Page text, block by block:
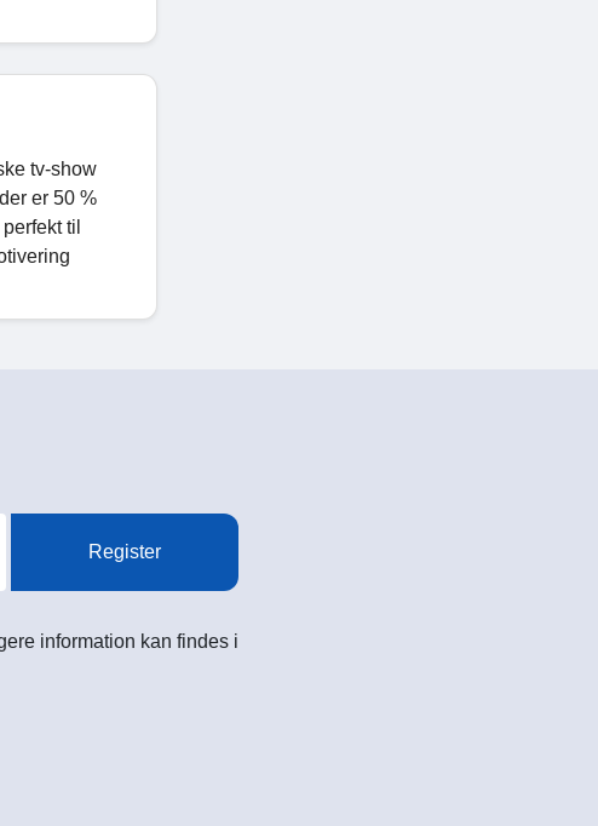
tv-show
er 50 %
til
Register
information kan findes i